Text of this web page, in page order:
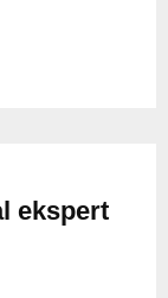
ekspert